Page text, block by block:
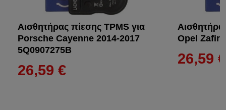
Αισθητήρας πίεσης TPMS για
Porsche Cayenne 2014-2017
5Q0907275B
26,59 €
Opel Zafira
26,59 €